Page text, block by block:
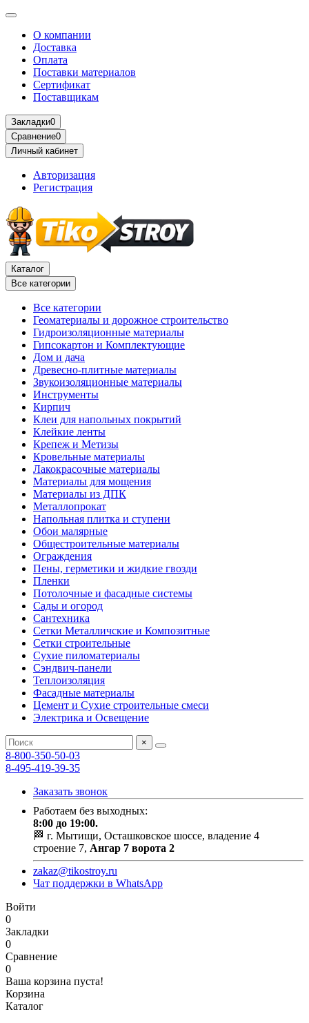
О компании
Доставка
Оплата
Поставки материалов
Сертификат
Поставщикам
Закладки0
Сравнение0
Личный кабинет
Авторизация
Регистрация
Каталог
Все категории
Все категории
Геоматериалы и дорожное строительство
Гидроизоляционные материалы
Гипсокартон и Комплектующие
Дом и дача
Древесно-плитные материалы
Звукоизоляционные материалы
Инструменты
Кирпич
Клеи для напольных покрытий
Клейкие ленты
Крепеж и Метизы
Кровельные материалы
Лакокрасочные материалы
Материалы для мощения
Материалы из ДПК
Металлопрокат
Напольная плитка и ступени
Обои малярные
Общестроительные материалы
Ограждения
Пены, герметики и жидкие гвозди
Пленки
Потолочные и фасадные системы
Сады и огород
Сантехника
Сетки Металличские и Композитные
Сетки строительные
Сухие пиломатериалы
Сэндвич-панели
Теплоизоляция
Фасадные материалы
Цемент и Сухие строительные смеси
Электрика и Освещение
×
8-800-350-50-03
8-495-419-39-35
Заказать звонок
Работаем без выходных:
8:00 до 19:00.
🏁 г. Мытищи, Осташковское шоссе, владение 4
строение 7, Ангар 7 ворота 2
zakaz@tikostroy.ru
Чат поддержки в WhatsApp
Войти
0
Закладки
0
Сравнение
0
Ваша корзина пуста!
Корзина
Каталог